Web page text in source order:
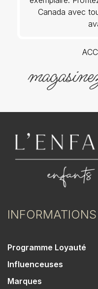
Canada avec
INFORMATIONS
Programme Loyauté
Influenceuses
Marques